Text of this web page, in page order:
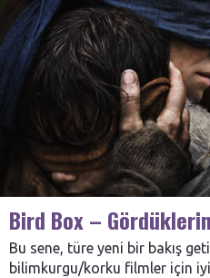
Bird Box –
Bu sene, türe yeni bir bakış
bilimkurgu/korku filmler için iyi